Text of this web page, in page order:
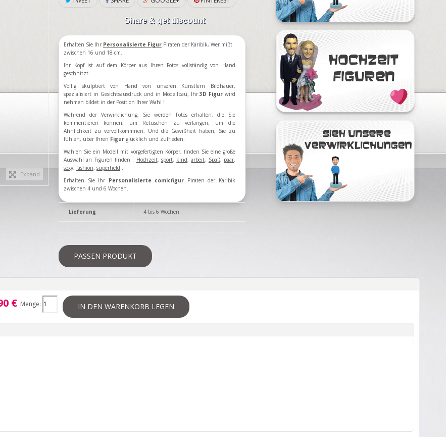
Expand
Share & get discount
Erhalten Sie Ihr Personalisierte Figur Piraten der Karibik, Wer mißt
zwischen 16 und 18 cm.
Ihr Kopf ist auf dem Körper aus Ihren Fotos vollständig von Hand
geschnitzt.
Völlig skulptiert von Hand von unseren Künstlern Bildhauer,
spezialisiert in Gesichtsausdruck und in Modellbau, Ihr3D Figur wird
nehmen bildet in der Position Ihrer Wahl !
Während der Verwirklichung, Sie werden Fotos erhalten, die Sie
kommentieren können, um Retuschen zu verlangen, um die
Ähnlichkeit zu vervollkommnen, Und die Gewißheit haben, Sie zu
fühlen, über Ihren Figur glücklich und zufrieden.
Wählen Sie ein Modell mit vorgefertigten Körper, finden Sie eine große
Auswahl an Figuren finden : Hochzeit, sport, kind,arbeit, Spaß, paar,
sexy, fashion, superheld...
Erhalten Sie Ihr Personalisierte comicfigur Piraten der Karibik
zwischen 4 und 6 Wochen.
Lieferung 4 bis 6 Wochen
PASSEN PRODUKT
€ Menge: IN DEN WARENKORB LEGEN